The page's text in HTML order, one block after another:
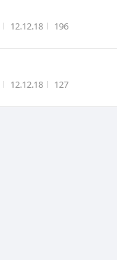
작성시간
12.12.18 조회수
196
작성시간
12.12.18 조회수
127